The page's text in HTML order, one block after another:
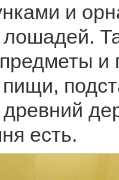
и
лошадей.
и
пищи,
древний
есть.